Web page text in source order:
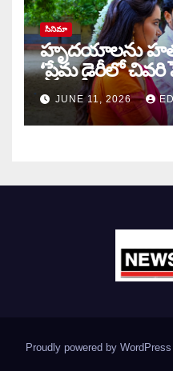
సినిమా
హృదయాలను
‘ప్రేమ డైరీలో చివరి
JUNE 11, 2026
Proudly powered by WordPress